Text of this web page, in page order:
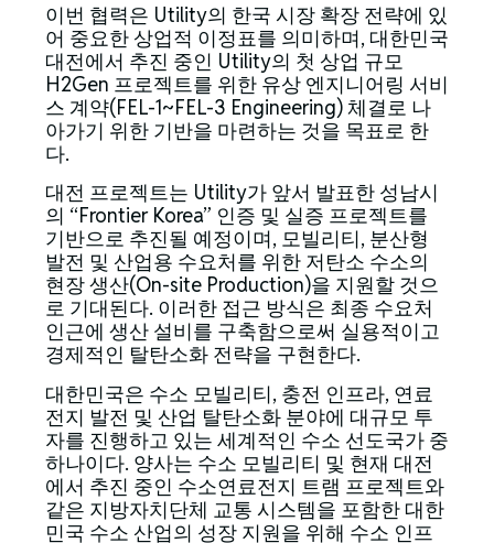
이번 협력은 Utility의 한국 시장 확장 전략에 있
어 중요한 상업적 이정표를 의미하며, 대한민국
대전에서 추진 중인 Utility의 첫 상업 규모
H2Gen 프로젝트를 위한 유상 엔지니어링 서비
스 계약(FEL-1~FEL-3 Engineering) 체결로 나
아가기 위한 기반을 마련하는 것을 목표로 한
다.
대전 프로젝트는 Utility가 앞서 발표한 성남시
의 “Frontier Korea” 인증 및 실증 프로젝트를
기반으로 추진될 예정이며, 모빌리티, 분산형
발전 및 산업용 수요처를 위한 저탄소 수소의
현장 생산(On-site Production)을 지원할 것으
로 기대된다. 이러한 접근 방식은 최종 수요처
인근에 생산 설비를 구축함으로써 실용적이고
경제적인 탈탄소화 전략을 구현한다.
대한민국은 수소 모빌리티, 충전 인프라, 연료
전지 발전 및 산업 탈탄소화 분야에 대규모 투
자를 진행하고 있는 세계적인 수소 선도국가 중
하나이다. 양사는 수소 모빌리티 및 현재 대전
에서 추진 중인 수소연료전지 트램 프로젝트와
같은 지방자치단체 교통 시스템을 포함한 대한
민국 수소 산업의 성장 지원을 위해 수소 인프